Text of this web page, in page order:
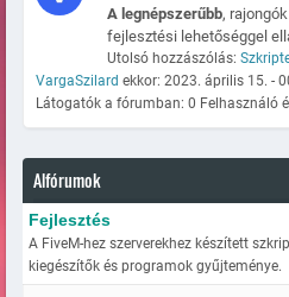
A legnépszerűbb,
fejlesztési lehetőséggel
Utolsó hozzászólás:
VargaSzilard ekkor: 2023. április 15. -
Látogatók a fórumban: 0 Felhasználó
Alfórumok
Fejlesztés
A FiveM-hez szerverekhez készített
kiegészítők és programok gyűjteménye.